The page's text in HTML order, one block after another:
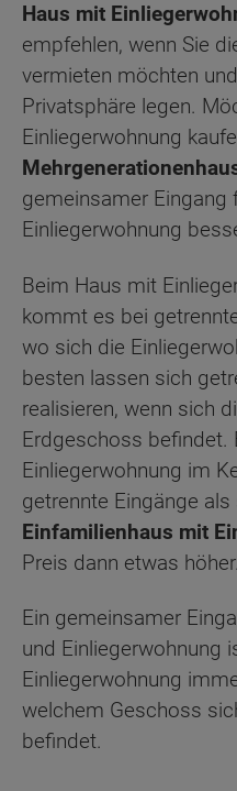
Haus mit
empfehlen, wenn Sie
vermieten möchten
Privatsphäre legen.
Einliegerwohnung
gemeinsamer Eingang
Einliegerwohnung
Beim Haus mit
kommt es bei
wo sich die
besten lassen sich
realisieren, wenn sich
Erdgeschoss befindet.
Einliegerwohnung im
getrennte Eingänge
Einfamilienhaus mit
Preis dann etwas höher.
Ein gemeinsamer
und Einliegerwohnung
Einliegerwohnung
welchem Geschoss
befindet.